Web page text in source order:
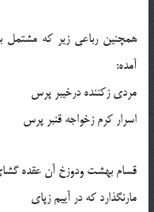
همچنين رباعي زير که مشتمل
آمده:
مردي زکننده درخيبر پرس
اسرار کرم زخواجه قنبر پرس
قسام بهشت ودوزخ آن عقده
مارنگذارد که در آييم زپاي